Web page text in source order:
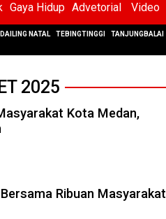
Gaya Hidup Advetorial Video
NATAL TEBINGTINGGI TANJUNGBALAI
2025
Kota Medan,
Ribuan Masyarakat